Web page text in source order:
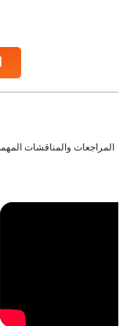
of the world’s
المراجعات والمناقشات